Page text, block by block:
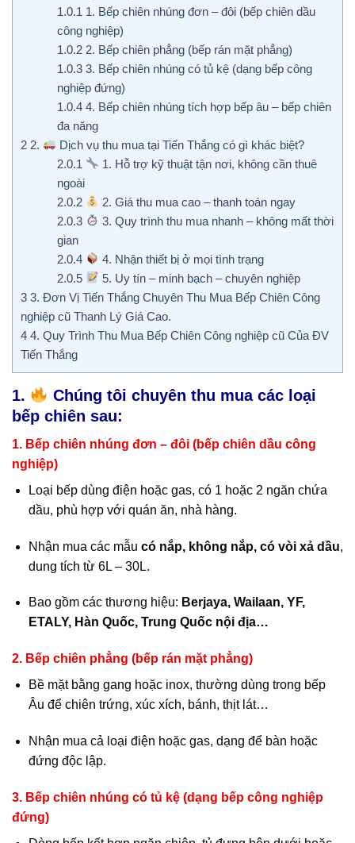
1.0.1 1. Bếp chiên nhúng đơn – đôi (bếp chiên dầu
công nghiệp)
1.0.22. Bếp chiên phẳng (bếp rán mặt phẳng)
1.0.33. Bếp chiên nhúng có tủ kệ (dạng bếp công
nghiệp đứng)
1.0.44. Bếp chiên nhúng tích hợp bếp âu – bếp chiên
đa năng
2 2.
Dịch vụ thu mua tại Tiến Thắng có gì khác biệt?
2.0.1
1. Hỗ trợ kỹ thuật tận nơi, không cần thuê
ngoài
2.0.2
2. Giá thu mua cao – thanh toán ngay
2.0.3
3. Quy trình thu mua nhanh – không mất thời
gian
2.0.4
4. Nhận thiết bị ở mọi tình trạng
2.0.5
5. Uy tín – minh bạch – chuyên nghiệp
3 3. Đơn Vị Tiến Thắng Chuyên Thu Mua Bếp Chiên Công
nghiệp cũ Thanh Lý Giá Cao.
4 4. Quy Trình Thu Mua Bếp Chiên Công nghiệp cũ Của ĐV
Tiến Thắng
1.
Chúng tôi chuyên thu mua các loại
bếp chiên sau:
1. Bếp chiên nhúng đơn – đôi (bếp chiên dầu công
nghiệp)
Loại bếp dùng điện hoặc gas, có 1 hoặc 2 ngăn chứa
dầu, phù hợp với quán ăn, nhà hàng.
Nhận mua các mẫu có nắp, không nắp, có vòi xả dầu,
dung tích từ 6L – 30L.
Bao gồm các thương hiệu: Berjaya, Wailaan, YF,
ETALY, Hàn Quốc, Trung Quốc nội địa…
2. Bếp chiên phẳng (bếp rán mặt phẳng)
Bề mặt bằng gang hoặc inox, thường dùng trong bếp
Âu để chiên trứng, xúc xích, bánh, thịt lát…
Nhận mua cả loại điện hoặc gas, dạng để bàn hoặc
đứng độc lập.
3. Bếp chiên nhúng có tủ kệ (dạng bếp công nghiệp
đứng)